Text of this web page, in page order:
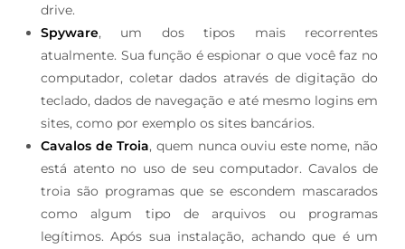
drive.
Spyware, um dos tipos mais recorrentes
atualmente. Sua função é espionar o que você faz no
computador, coletar dados através de digitação do
teclado, dados de navegação e até mesmo logins em
sites, como por exemplo os sites bancários.
Cavalos de Troia, quem nunca ouviu este nome, não
está atento no uso de seu computador. Cavalos de
troia são programas que se escondem mascarados
como algum tipo de arquivos ou programas
legítimos. Após sua instalação, achando que é um